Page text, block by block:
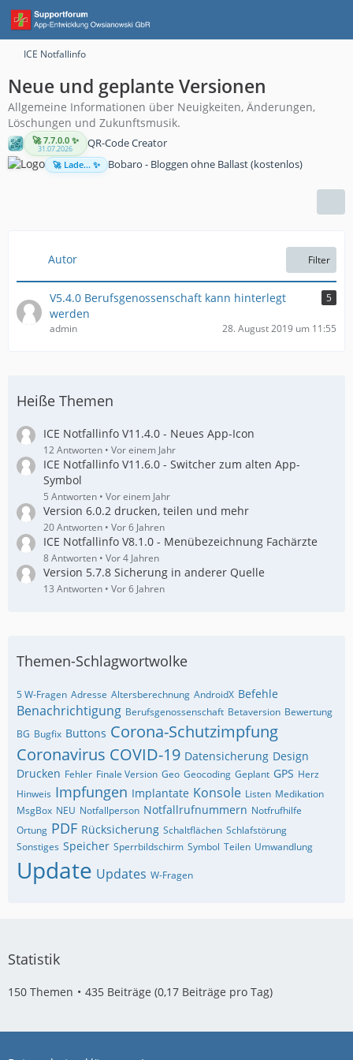
ICE Notfallinfo
Neue und geplante Versionen
Allgemeine Informationen über Neuigkeiten, Änderungen,
Löschungen und Zukunftsmusik.
🚀 7.7.0.0 ✨
31.07.2026 QR-Code Creator
🚀 Lade... ✨ Bobaro - Bloggen ohne Ballast (kostenlos)
Autor Filter
V5.4.0 Berufsgenossenschaft kann hinterlegt
werden
5
admin 28. August 2019 um 11:55
Heiße Themen
ICE Notfallinfo V11.4.0 - Neues App-Icon
12 Antworten Vor einem Jahr
ICE Notfallinfo V11.6.0 - Switcher zum alten App-
Symbol
5 Antworten Vor einem Jahr
Version 6.0.2 drucken, teilen und mehr
20 Antworten Vor 6 Jahren
ICE Notfallinfo V8.1.0 - Menübezeichnung Fachärzte
8 Antworten Vor 4 Jahren
Version 5.7.8 Sicherung in anderer Quelle
13 Antworten Vor 6 Jahren
Themen-Schlagwortwolke
5 W-Fragen Adresse Altersberechnung AndroidX Befehle
Benachrichtigung Berufsgenossenschaft Betaversion Bewertung
BG Bugfix Buttons Corona-Schutzimpfung
Coronavirus COVID-19 Datensicherung Design
Drucken Fehler Finale Version Geo Geocoding Geplant GPS Herz
Hinweis Impfungen Implantate Konsole Listen Medikation
MsgBox NEU Notfallperson Notfallrufnummern Notfrufhilfe
Ortung PDF Rücksicherung Schaltflächen Schlafstörung
Sonstiges Speicher Sperrbildschirm Symbol Teilen Umwandlung
Update Updates W-Fragen
Statistik
150 Themen 435 Beiträge (0,17 Beiträge pro Tag)